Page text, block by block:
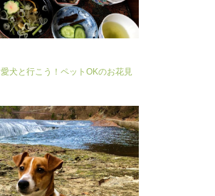
愛犬と行こう！ペットOKのお花見